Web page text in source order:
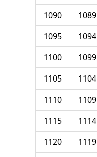
1089
1090
1094
1095
1099
1100
1104
1105
1109
1110
1114
1115
1119
1120